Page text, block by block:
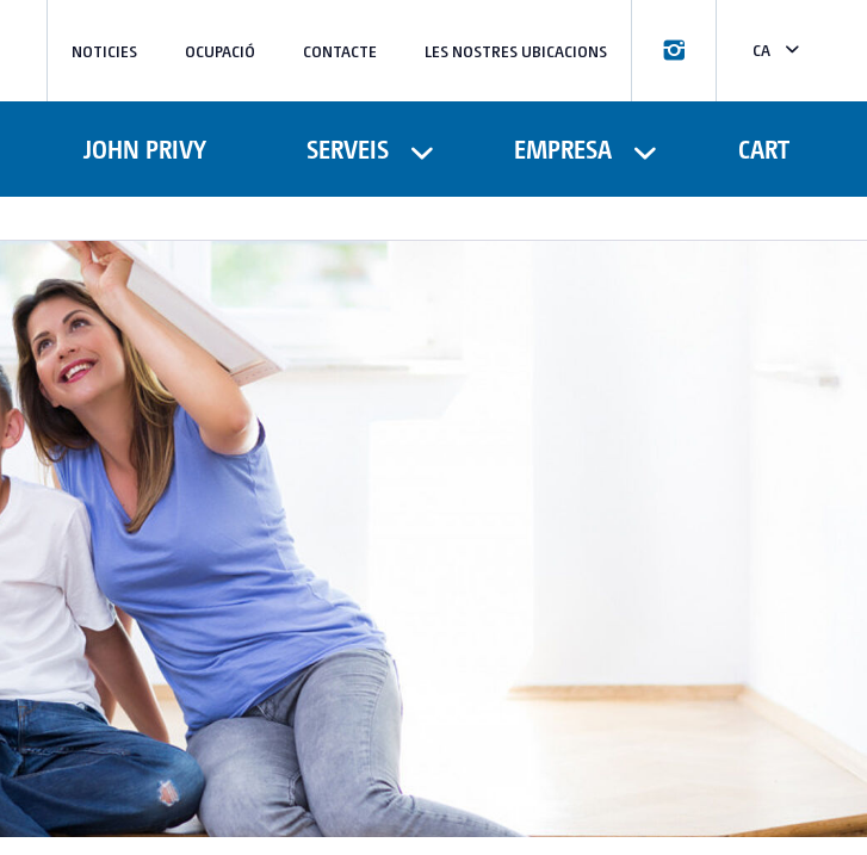
NOTICIES OCUPACIÓ CONTACTE LES NOSTRES UBICACIONS
CA
FR
JOHN PRIVY SERVEIS EMPRESA CART